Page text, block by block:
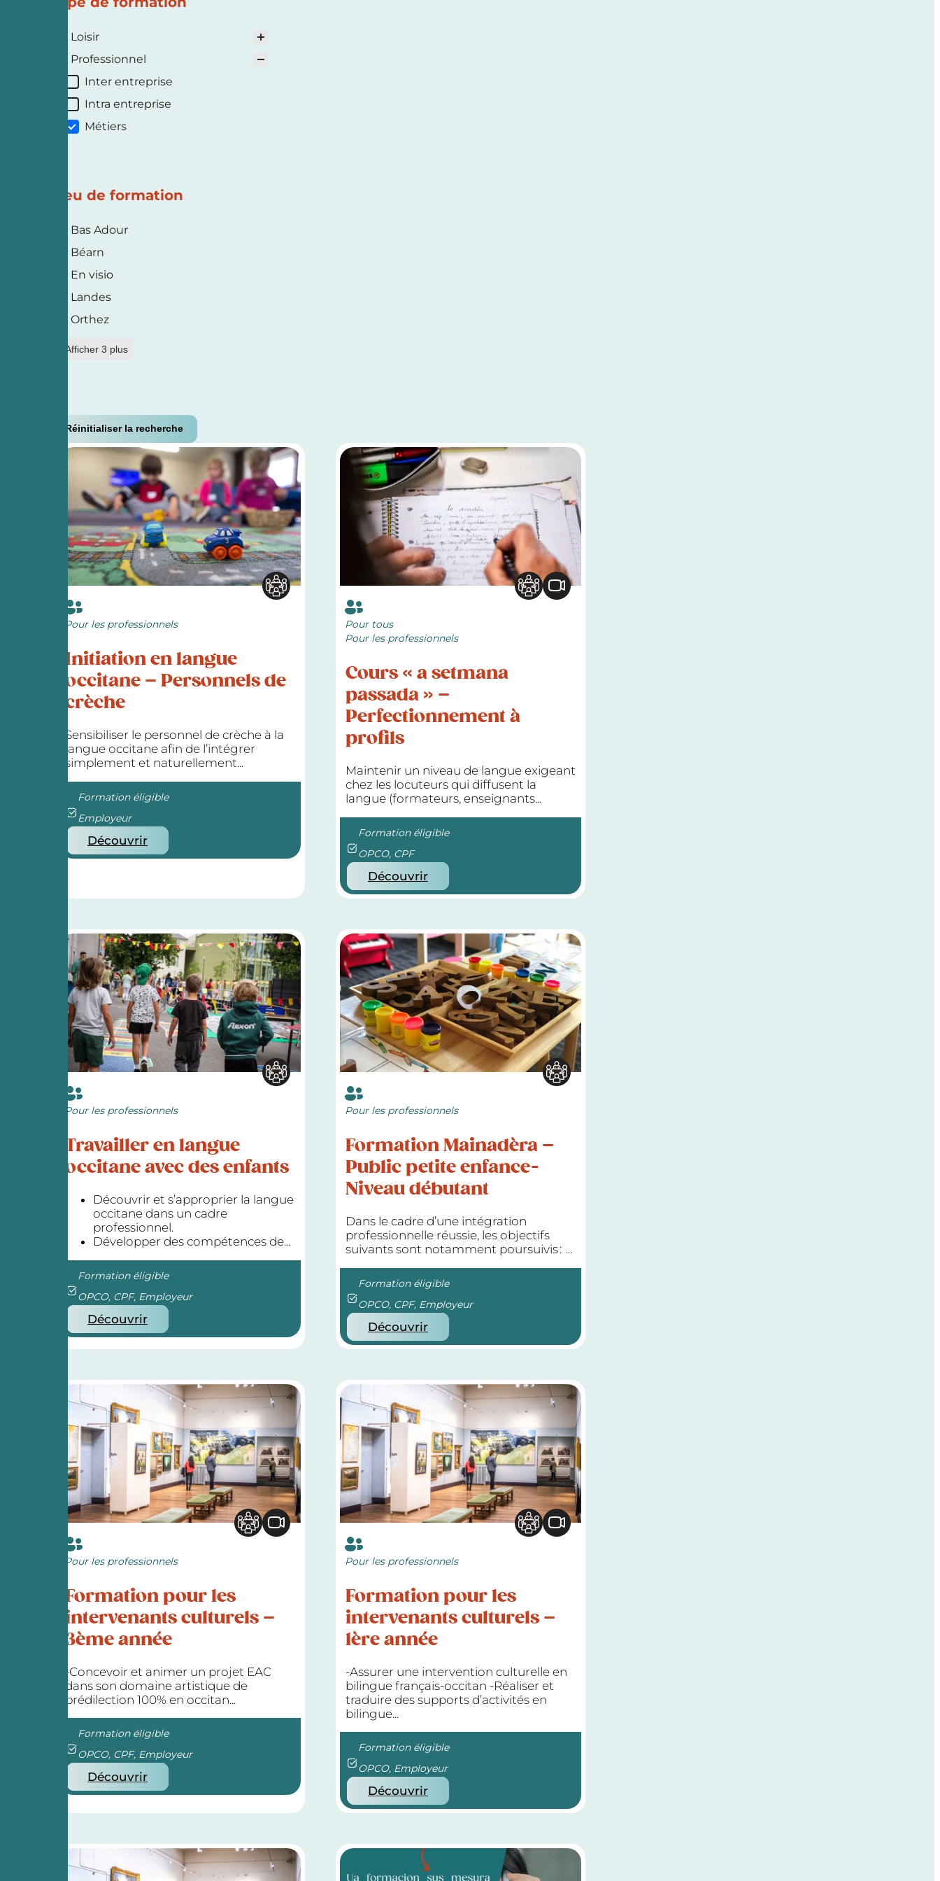
Type de formation
Loisir
Professionnel
Inter entreprise
Intra entreprise
Métiers
Lieu de formation
Lieu de formation
Bas Adour
Béarn
En visio
Landes
Orthez
+ Afficher 3 plus
Réinitialiser la recherche
Pour les professionnels
Initiation en langue
occitane – Personnels de
crèche
Sensibiliser le personnel de crèche à la
langue occitane afin de l’intégrer
simplement et naturellement...
Formation éligible
Employeur
Découvrir
Pour tous
Pour les professionnels
Cours « a setmana
passada » –
Perfectionnement à
profils
Maintenir un niveau de langue exigeant
chez les locuteurs qui diffusent la
langue (formateurs, enseignants...
Formation éligible
OPCO, CPF
Découvrir
Pour les professionnels
Travailler en langue
occitane avec des enfants
Découvrir et s’approprier la langue
occitane dans un cadre
professionnel.
Développer des compétences de...
Formation éligible
OPCO, CPF, Employeur
Découvrir
Pour les professionnels
Formation Mainadèra –
Public petite enfance-
Niveau débutant
Dans le cadre d’une intégration
professionnelle réussie, les objectifs
suivants sont notamment poursuivis : ...
Formation éligible
OPCO, CPF, Employeur
Découvrir
Pour les professionnels
Formation pour les
intervenants culturels –
3ème année
-Concevoir et animer un projet EAC
dans son domaine artistique de
prédilection 100% en occitan...
Formation éligible
OPCO, CPF, Employeur
Découvrir
Pour les professionnels
Formation pour les
intervenants culturels –
1ère année
-Assurer une intervention culturelle en
bilingue français-occitan -Réaliser et
traduire des supports d’activités en
bilingue...
Formation éligible
OPCO, Employeur
Découvrir